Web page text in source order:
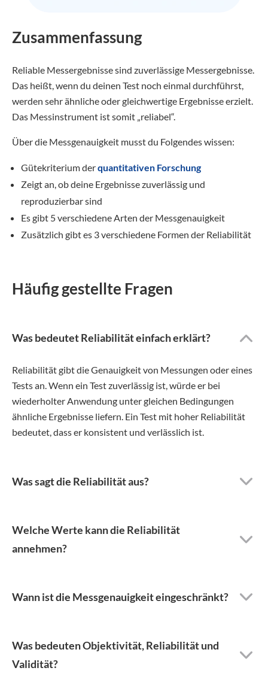
Zusammenfassung
Reliable Messergebnisse sind zuverlässige Messergebnisse.
Das heißt, wenn du deinen Test noch einmal durchführst,
werden sehr ähnliche oder gleichwertige Ergebnisse erzielt.
Das Messinstrument ist somit „reliabel“.
Über die Messgenauigkeit musst du Folgendes wissen:
Gütekriterium derquantitativen Forschung
Zeigt an, ob deine Ergebnisse zuverlässig und
reproduzierbar sind
Es gibt 5 verschiedene Arten der Messgenauigkeit
Zusätzlich gibt es 3 verschiedene Formen der Reliabilität
Häufig gestellte Fragen
Was bedeutet Reliabilität einfach erklärt?
Reliabilität gibt die Genauigkeit von Messungen oder eines
Tests an. Wenn ein Test zuverlässig ist, würde er bei
wiederholter Anwendung unter gleichen Bedingungen
ähnliche Ergebnisse liefern. Ein Test mit hoher Reliabilität
bedeutet, dass er konsistent und verlässlich ist.
Was sagt die Reliabilität aus?
Welche Werte kann die Reliabilität
annehmen?
Wann ist die Messgenauigkeit eingeschränkt?
Was bedeuten Objektivität, Reliabilität und
Validität?